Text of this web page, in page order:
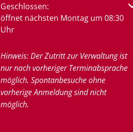
Klicken, um weitere Öffnungs- oder
Geschlossen:
öffnet nächsten Montag um 08:30
Uhr
Hinweis: Der Zutritt zur Verwaltung ist
nur nach vorheriger Terminabsprache
möglich. Spontanbesuche ohne
vorherige Anmeldung sind nicht
möglich.